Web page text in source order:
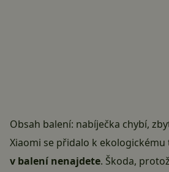
Obsah balení: nabíječka chybí,
Xiaomi se přidalo k ekologickému
v balení nenajdete. Škoda,